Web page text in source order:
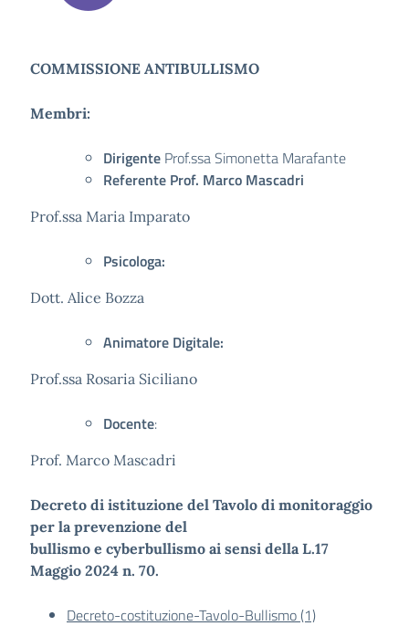
COMMISSIONE ANTIBULLISMO
Membri:
Dirigente Prof.ssa Simonetta Marafante
Referente Prof. Marco Mascadri
Prof.ssa Maria Imparato
Psicologa:
Dott. Alice Bozza
Animatore Digitale:
Prof.ssa Rosaria Siciliano
Docente:
Prof. Marco Mascadri
Decreto di istituzione del Tavolo di monitoraggio
per la prevenzione del
bullismo e cyberbullismo ai sensi della L.17
Maggio 2024 n. 70.
Decreto-costituzione-Tavolo-Bullismo (1)